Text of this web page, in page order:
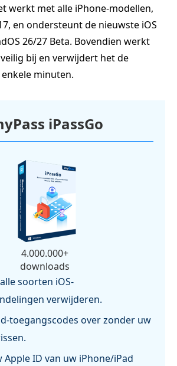
werkt met alle iPhone‑modellen,
en ondersteunt de nieuwste iOS
26/27 Beta. Bovendien werkt
bij en verwijdert het de
minuten.
iPassGo
4.000.000+
downloads
soorten iOS-
verwijderen.
toegangscodes over zonder uw
ID van uw iPhone/iPad